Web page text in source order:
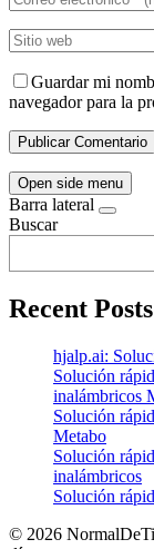
Guardar mi
navegador para la
Open side menu
Barra lateral
Buscar
Recent Posts
hjalp.ai:
Solución
inalámbricos
Solución
Metabo
Solución
inalámbricos
Solución
© 2026